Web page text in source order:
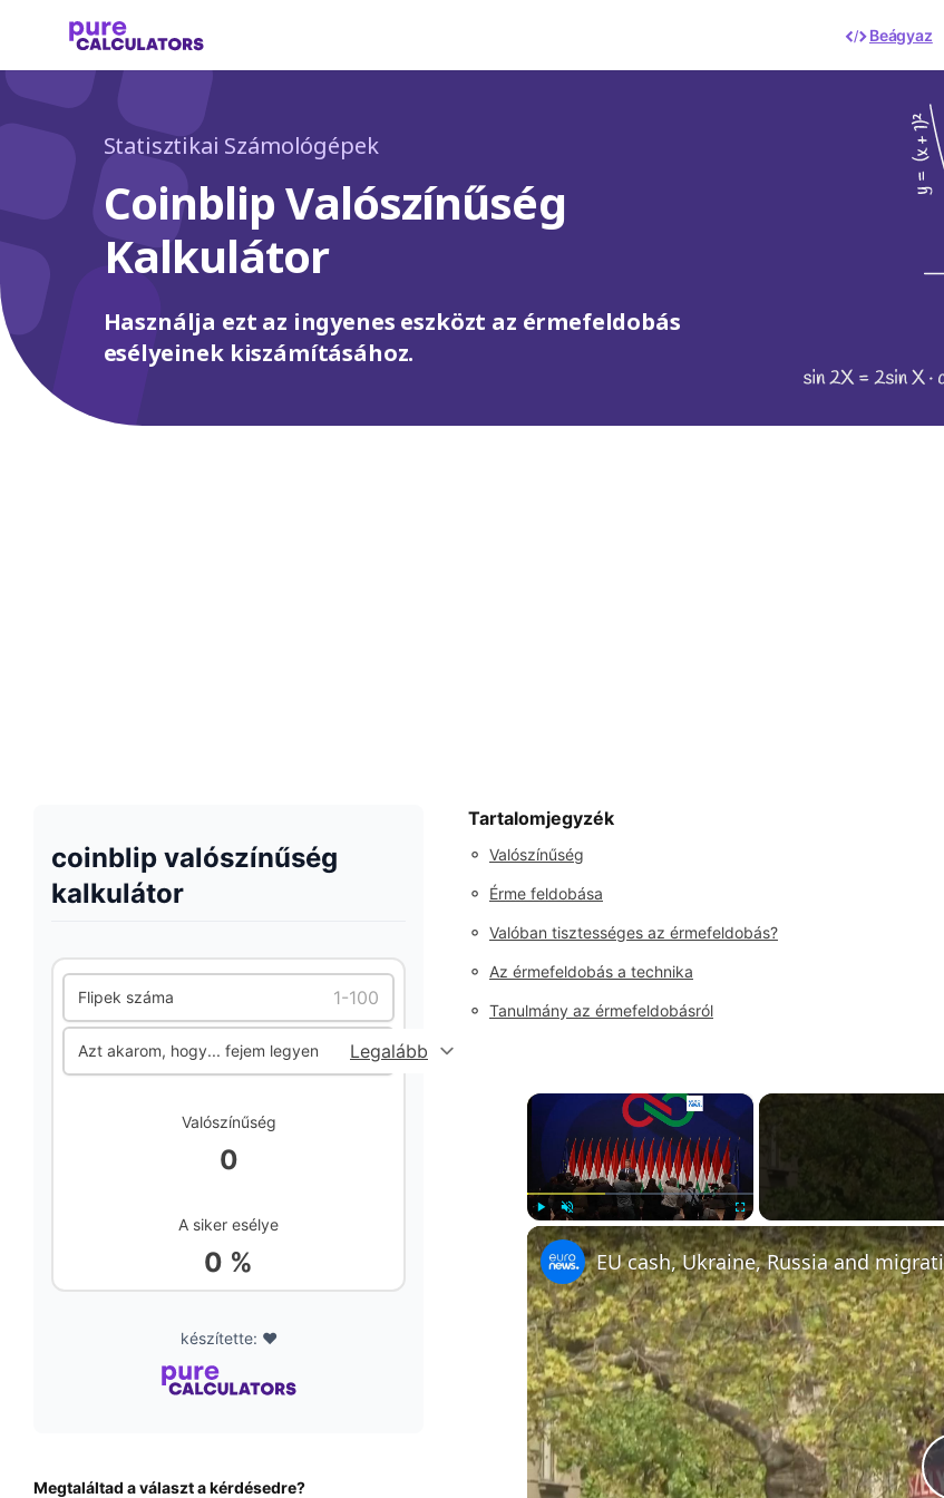
Beágyaz
Statisztikai Számológépek
Coinblip Valószínűség
Kalkulátor
Használja ezt az ingyenes eszközt az érmefeldobás
esélyeinek kiszámításához.
coinblip valószínűség
kalkulátor
Flipek száma
Azt akarom, hogy... fejem legyen
Valószínűség
0
A siker esélye
0 %
készítette: ❤️
Megtaláltad a választ a kérdésedre?
Tartalomjegyzék
◦ Valószínűség
◦ Érme feldobása
◦ Valóban tisztességes az érmefeldobás?
◦ Az érmefeldobás a technika
◦ Tanulmány az érmefeldobásról
×
Play Unmute Fullscreen